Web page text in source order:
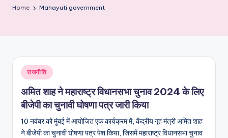
–
और
विश्व
Home Mahayuti government
Posted
in
राजनीति
अमित शाह ने महाराष्ट्र विधानसभा चुनाव 2024 के लिए
बीजेपी का चुनावी घोषणा पत्र जारी किया
10 नवंबर को मुंबई में आयोजित एक कार्यक्रम में, केंद्रीय गृह मंत्री अमित शाह
ने बीजेपी का चुनावी घोषणा पत्र पेश किया, जिसमें महाराष्ट्र विधानसभा चुनाव